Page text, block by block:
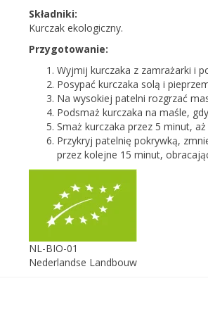
Składniki:
Kurczak ekologiczny.
Przygotowanie:
Wyjmij kurczaka z zamrażarki i
Posypać kurczaka solą i
Na wysokiej patelni rozgrzać
Podsmaż kurczaka na maśle,
Smaż kurczaka przez 5 minut,
Przykryj patelnię pokrywką,
przez kolejne 15 minut,
NL-BIO-01
Nederlandse Landbouw